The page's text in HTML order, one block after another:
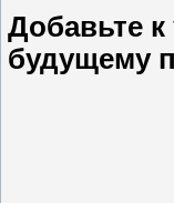
Добавьте
будущему